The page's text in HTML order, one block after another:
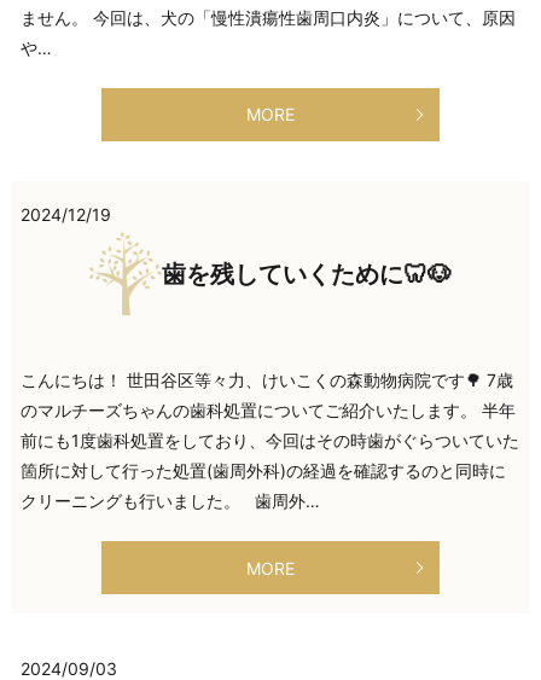
ません。 今回は、犬の「慢性潰瘍性歯周口内炎」について、原因
や…
MORE
2024/12/19
歯を残していくために🦷🐶
こんにちは！ 世田谷区等々力、けいこくの森動物病院です🌳 7歳
のマルチーズちゃんの歯科処置についてご紹介いたします。 半年
前にも1度歯科処置をしており、今回はその時歯がぐらついていた
箇所に対して行った処置(歯周外科)の経過を確認するのと同時に
クリーニングも行いました。 歯周外…
MORE
2024/09/03